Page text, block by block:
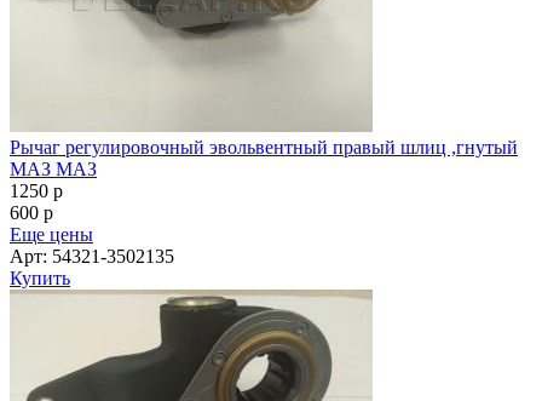
Рычаг регулировочный эвольвентный правый шлиц ,гнутый
МАЗ МАЗ
1250 p
600 p
Еще цены
Арт: 54321-3502135
Купить